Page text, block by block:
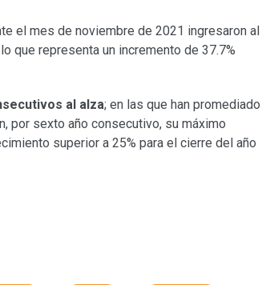
el mes de noviembre de 2021 ingresaron al
que representa un incremento de 37.7%
al alza; en las que han promediado
por sexto año consecutivo, su máximo
superior a 25% para el cierre del año